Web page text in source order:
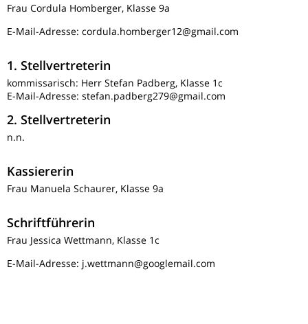
Frau Cordula Homberger, Klasse 9a
E-Mail-Adresse: cordula.homberger12@gmail.com
1. Stellvertreterin
kommissarisch: Herr Stefan Padberg, Klasse 1c
E-Mail-Adresse: stefan.padberg279@gmail.com
2. Stellvertreterin
n.n.
Kassiererin
Frau Manuela Schaurer, Klasse 9a
Schriftführerin
Frau Jessica Wettmann, Klasse 1c
E-Mail-Adresse: j.wettmann@googlemail.com